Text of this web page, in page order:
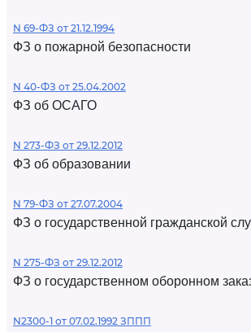
N 69-ФЗ от 21.12.1994
ФЗ о пожарной безопасности
N 40-ФЗ от 25.04.2002
ФЗ об ОСАГО
N 273-ФЗ от 29.12.2012
ФЗ об образовании
N 79-ФЗ от 27.07.2004
ФЗ о государственной гражданской
N 275-ФЗ от 29.12.2012
ФЗ о государственном оборонном
N2300-1 от 07.02.1992 ЗППП